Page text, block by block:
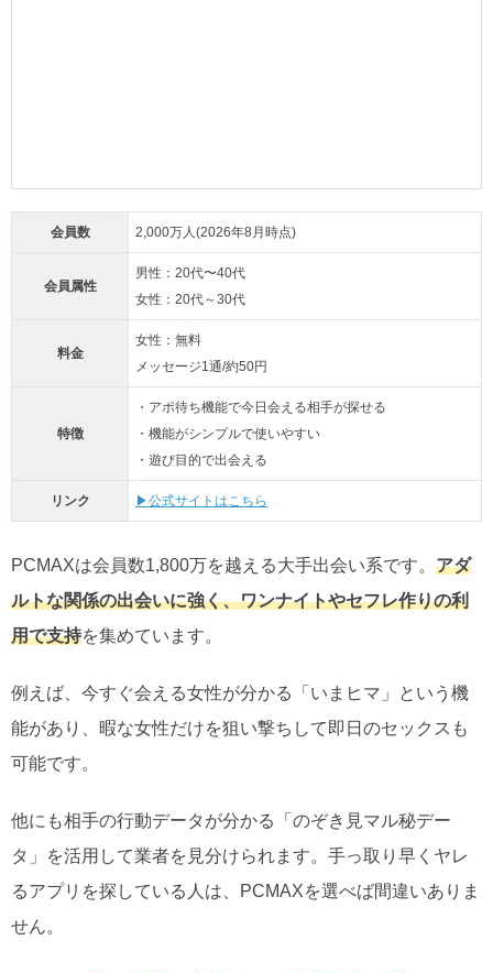
会員数 2,000万人(2026年8月時点)
会員属性
男性：20代〜40代
女性：20代～30代
料金
女性：無料
メッセージ1通/約50円
特徴
・アポ待ち機能で今日会える相手が探せる
・機能がシンプルで使いやすい
・遊び目的で出会える
リンク ▶公式サイトはこちら
PCMAXは会員数1,800万を越える大手出会い系です。 アダ
ルトな関係の出会いに強く、ワンナイトやセフレ作りの利
用で支持を集めています。
例えば、今すぐ会える女性が分かる「いまヒマ」という機
能があり、暇な女性だけを狙い撃ちして即日のセックスも
可能です。
他にも相手の行動データが分かる「のぞき見マル秘デー
タ」を活用して業者を見分けられます。手っ取り早くヤレ
るアプリを探している人は、PCMAXを選べば間違いありま
せん。